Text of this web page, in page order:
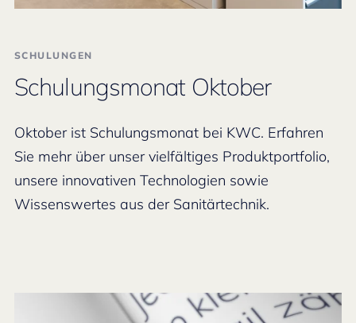
SCHULUNGEN
Schulungsmonat Oktober
Oktober ist Schulungsmonat bei KWC. Erfahren
Sie mehr über unser vielfältiges Produktportfolio,
unsere innovativen Technologien sowie
Wissenswertes aus der Sanitärtechnik.